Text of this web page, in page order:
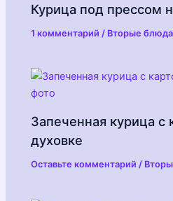
Курица под прессом
1 комментарий / Вторые блюда
Запеченная курица с
духовке
Оставьте комментарий /